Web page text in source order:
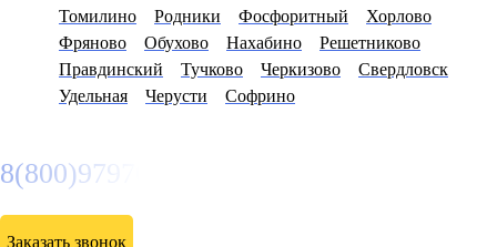
Томилино
Родники Фосфоритный
Хорлово
Фряново
Обухово Нахабино
Решетниково
Правдинский
Тучково Черкизово
Свердловск
Удельная
Черусти Софрино
8(800)9797043
Заказать звонок